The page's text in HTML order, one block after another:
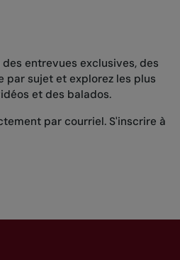
entrevues exclusives, des
par sujet et explorez les plus
et des balados.
par courriel. S'inscrire à